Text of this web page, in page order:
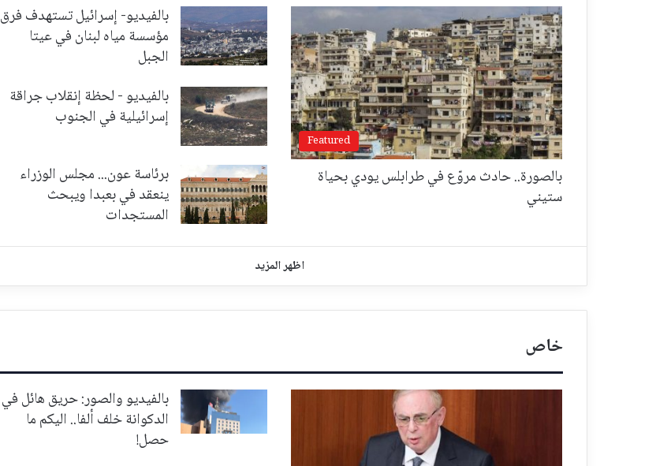
Featured
بالصورة.. حادث مروّع في طرابلس يودي بحياة
ستيني
بالفيديو- إسرائيل تستهدف فرق
مؤسسة مياه لبنان في عيتا
الجبل
بالفيديو - لحظة إنقلاب جراقة
إسرائيلية في الجنوب
برئاسة عون... مجلس الوزراء
ينعقد في بعبدا ويبحث
المستجدات
اظهر المزيد
خاص
بالفيديو والصور: حريق هائل في
الدكوانة خلف ألفا.. اليكم ما
حصل!